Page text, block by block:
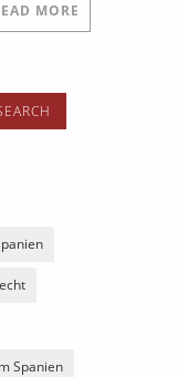
MORE
Spanien